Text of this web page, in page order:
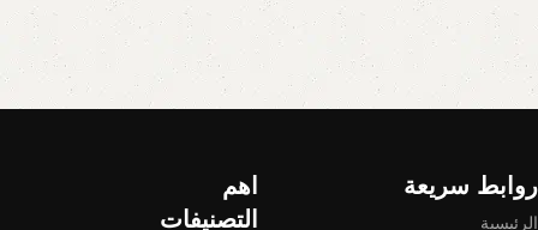
Read More
روابط سريعة
الرئيسية
اهم
التصنيفات